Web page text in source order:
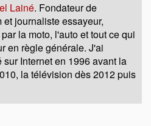
Lainé. Fondateur de
et journaliste essayeur,
la moto, l'auto et tout ce qui
en règle générale. J'ai
sur Internet en 1996 avant la
la télévision dès 2012 puis